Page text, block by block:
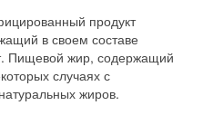
продукт
в своем составе
Пищевой жир, содержащий
случаях с
жиров.